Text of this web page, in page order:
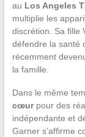
au Los Angeles
multiplie les
discrétion. Sa fille
défendre la santé
récemment
la famille.
Dans le même
cœurpour des
indépendante et
Garner s’affirme